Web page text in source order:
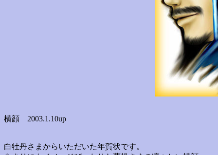
横顔 2003.1.10up
白牡丹さまからいただいた年賀状です。